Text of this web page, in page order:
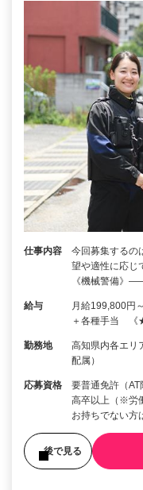
仕事内容
今回募集するの
望や適性に応
《機械警備》
給与
月給199,800円
＋各種手当 《
勤務地
高知県内各エ
配属）
応募資格
要普通免許（
高卒以上（※労
お持ちでない方
後で見る